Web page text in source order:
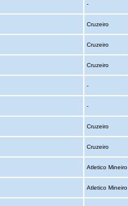
-
Cruzeiro
Cruzeiro
Cruzeiro
-
-
Cruzeiro
Cruzeiro
Atletico Mineiro
Atletico Mineiro